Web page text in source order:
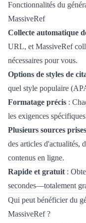
Fonctionnalités du
MassiveRef
Collecte automatique
URL, et MassiveRef
nécessaires pour vous.
Options de styles de
quel style populaire
Formatage précis :
les exigences
Plusieurs sources
des articles d'actualités,
contenus en ligne.
Rapide et gratuit :
secondes—totalement
Qui peut bénéficier du
MassiveRef ?